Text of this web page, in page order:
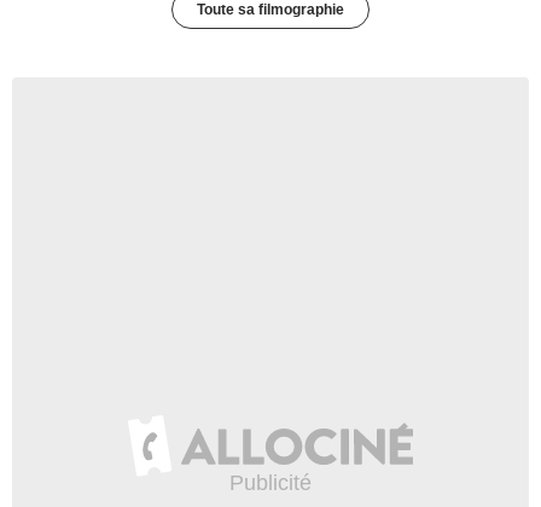
Toute sa filmographie